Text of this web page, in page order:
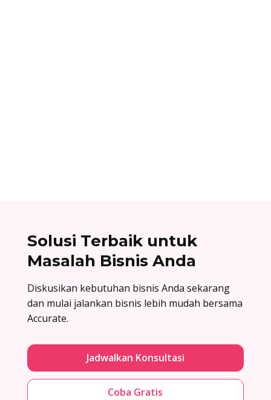
Solusi Terbaik untuk
Masalah Bisnis Anda
Diskusikan kebutuhan bisnis Anda sekarang
dan mulai jalankan bisnis lebih mudah bersama
Accurate.
Jadwalkan Konsultasi
Coba Gratis